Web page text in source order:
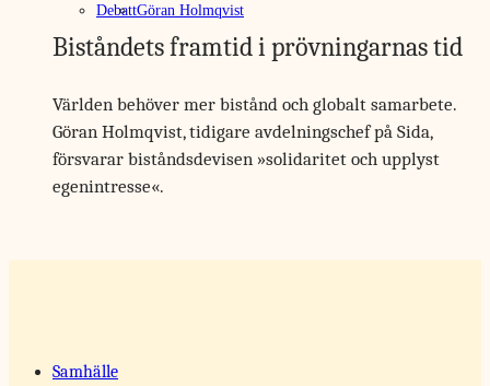
DebattGöran Holmqvist
Biståndets framtid i prövningarnas tid
Världen behöver mer bistånd och globalt samarbete.
Göran Holmqvist, tidigare avdelningschef på Sida,
försvarar biståndsdevisen »solidaritet och upplyst
egenintresse«.
Samhälle